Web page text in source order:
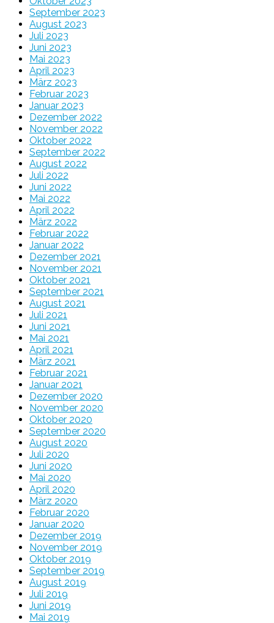
September 2023
August 2023
Juli 2023
Juni 2023
Mai 2023
April 2023
März 2023
Februar 2023
Januar 2023
Dezember 2022
November 2022
Oktober 2022
September 2022
August 2022
Juli 2022
Juni 2022
Mai 2022
April 2022
März 2022
Februar 2022
Januar 2022
Dezember 2021
November 2021
Oktober 2021
September 2021
August 2021
Juli 2021
Juni 2021
Mai 2021
April 2021
März 2021
Februar 2021
Januar 2021
Dezember 2020
November 2020
Oktober 2020
September 2020
August 2020
Juli 2020
Juni 2020
Mai 2020
April 2020
März 2020
Februar 2020
Januar 2020
Dezember 2019
November 2019
Oktober 2019
September 2019
August 2019
Juli 2019
Juni 2019
Mai 2019